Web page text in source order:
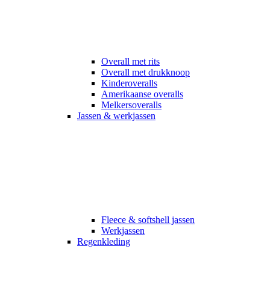
Overall met rits
Overall met drukknoop
Kinderoveralls
Amerikaanse overalls
Melkersoveralls
Jassen & werkjassen
Fleece & softshell jassen
Werkjassen
Regenkleding